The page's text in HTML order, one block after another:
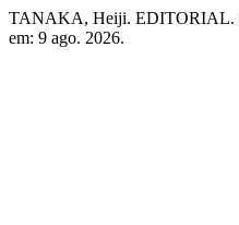
TANAKA, Heiji. EDITORIAL.
em: 9 ago. 2026.